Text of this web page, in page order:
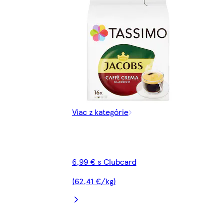
Viac z kategórie
6,99 € s Clubcard
(62,41 €/kg)